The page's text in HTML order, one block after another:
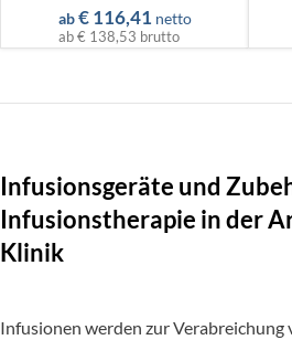
ab €116,41 netto
ab€ 138,53 brutto
Infusionsgeräte und
Infusionstherapie in der
Klinik
Infusionen werden zur